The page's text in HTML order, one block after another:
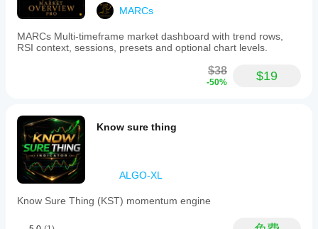
MARCs
MARCs Multi-timeframe market dashboard with trend rows,
RSI context, sessions, presets and optional chart levels.
$38
-50% $19
Know sure thing
ALGO-XL
Know Sure Thing (KST) momentum engine